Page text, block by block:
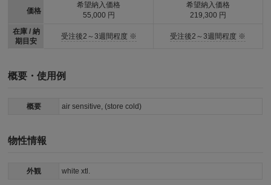
価格
在庫 / 納
期目安
希望納入価格
55,000 円
受注後2～3週間程度 ※
希望納入価格
219,300 円
受注後2～3週間程度 ※
概要・使用例
概要 air sensitive, (store cold)
物性情報
外観 white xtl.